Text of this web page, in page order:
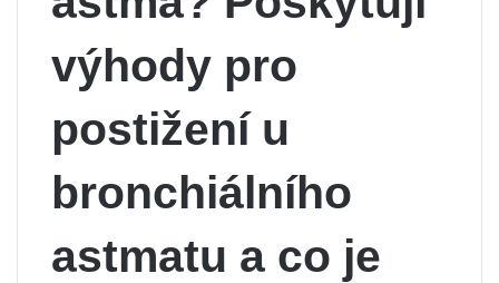
výhody pro
postižení u
bronchiálního
astmatu a co je